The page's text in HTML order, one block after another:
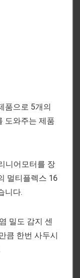
품으로 5개의
도와주는 제품
니어모터를 장
멀티플렉스 16
니다.
밀도 감지 센
큼 한번 사두시